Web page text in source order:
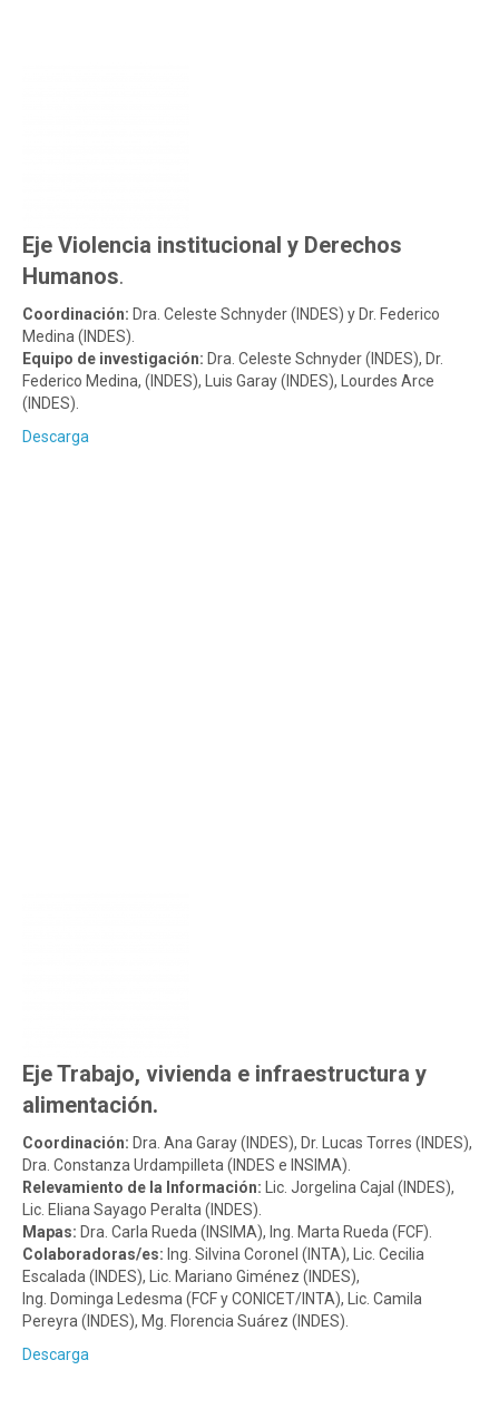
Eje Violencia institucional y Derechos
Humanos.
Coordinación: Dra. Celeste Schnyder (INDES) y Dr. Federico
Medina (INDES).
Equipo de investigación: Dra. Celeste Schnyder (INDES), Dr.
Federico Medina, (INDES), Luis Garay (INDES), Lourdes Arce
(INDES).
Descarga
Eje Trabajo, vivienda e infraestructura y
alimentación.
Coordinación: Dra. Ana Garay (INDES), Dr. Lucas Torres (INDES),
Dra. Constanza Urdampilleta (INDES e INSIMA).
Relevamiento de la Información: Lic. Jorgelina Cajal (INDES),
Lic. Eliana Sayago Peralta (INDES).
Mapas: Dra. Carla Rueda (INSIMA), Ing. Marta Rueda (FCF).
Colaboradoras/es: Ing. Silvina Coronel (INTA), Lic. Cecilia
Escalada (INDES), Lic. Mariano Giménez (INDES),
Ing. Dominga Ledesma (FCF y CONICET/INTA), Lic. Camila
Pereyra (INDES), Mg. Florencia Suárez (INDES).
Descarga